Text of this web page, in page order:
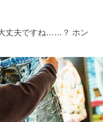
丈夫ですね……？ ホン